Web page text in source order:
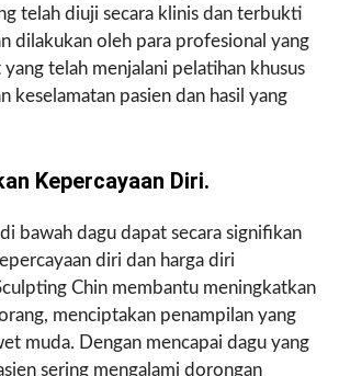
telah diuji secara klinis dan terbukti
dilakukan oleh para profesional yang
telah menjalani pelatihan khusus
keselamatan pasien dan hasil yang
Kepercayaan Diri.
bawah dagu dapat secara signifikan
diri dan harga diri
Chin membantu meningkatkan
menciptakan penampilan yang
muda. Dengan mencapai dagu yang
sering mengalami dorongan